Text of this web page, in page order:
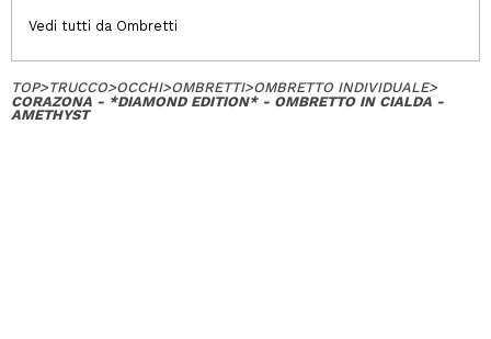
Vedi tutti da Ombretti
TOP>TRUCCO>OCCHI>OMBRETTI>OMBRETTO INDIVIDUALE>
CORAZONA - *DIAMOND EDITION* - OMBRETTO IN CIALDA -
AMETHYST